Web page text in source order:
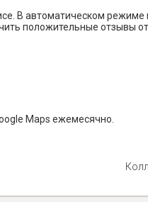
В автоматическом
положительные отзывы
Maps ежемесячно.